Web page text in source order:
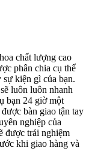
chất lượng cao
phân chia cụ thể
kiện gì của bạn.
luôn luôn nhanh
bạn 24 giờ một
bàn giao tận tay
nghiệp của
được trải nghiệm
khi giao hàng và